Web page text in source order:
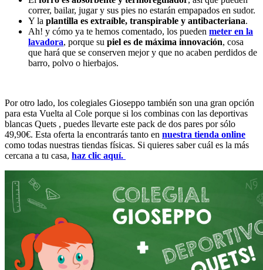
correr, bailar, jugar y sus pies no estarán empapados en sudor.
Y la plantilla es extraíble, transpirable y antibacteriana.
Ah! y cómo ya te hemos comentado, los pueden meter en la
lavadora, porque su piel es de máxima innovación, cosa
que hará que se conserven mejor y que no acaben perdidos de
barro, polvo o hierbajos.
Por otro lado, los colegiales Gioseppo también son una gran opción
para esta Vuelta al Cole porque si los combinas con las deportivas
blancas Quets , puedes llevarte este pack de dos pares por sólo
49,90€. Esta oferta la encontrarás tanto en nuestra tienda online
como todas nuestras tiendas físicas. Si quieres saber cuál es la más
cercana a tu casa, haz clic aquí.